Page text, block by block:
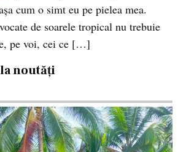
cum o simt eu pe pielea mea.
de soarele tropical nu trebuie
pe voi, cei ce […]
noutăți